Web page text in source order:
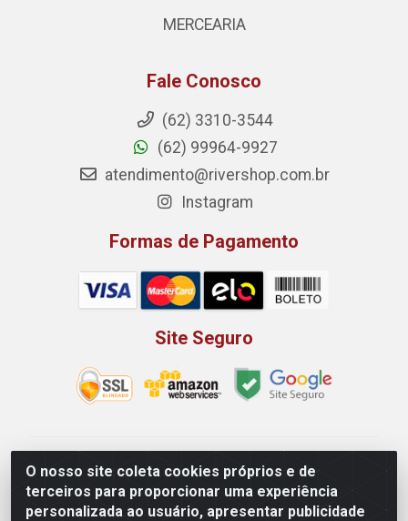
O nosso site coleta cookies próprios e de
terceiros para proporcionar uma experiência
personalizada ao usuário, apresentar publicidade
MERCEARIA
Fale Conosco
(62) 3310-3544
(62) 99964-9927
atendimento@rivershop.com.br
Instagram
Formas de Pagamento
Site Seguro
Rio Vermelho Distribuição de Alimentos LTDA - Rodovia
BR, 153, KM 52 N 00 QD 00 LT 16 - Bairro Jardim
Eldorado, Anápolis/GO - CEP 75.045-190 - CNPJ